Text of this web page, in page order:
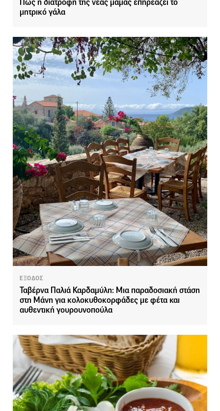
Πώς η διατροφή της νέας μαμάς επηρεάζει το
μητρικό γάλα
ΕΞΟΔΟΣ
Ταβέρνα Παλιά Καρδαμύλη: Μια παραδοσιακή στάση
στη Μάνη για κολοκυθοκορφάδες με φέτα και
αυθεντική γουρουνοπούλα